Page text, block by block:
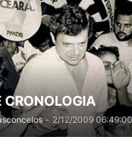
CRONOLOGIA
- 2/12/2009